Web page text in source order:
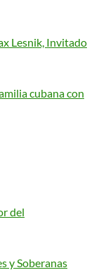
Lesnik, Invitado
cubana con
del
y Soberanas